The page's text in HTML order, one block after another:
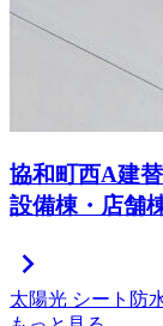
協和町西A建
設備棟・店舗
chevron_right
太陽光 シート防